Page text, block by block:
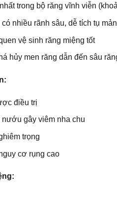
trong bộ răng vĩnh viễn
nhiều rãnh sâu, dễ tích tụ
vệ sinh răng miệng tốt
hủy men răng dẫn đến sâu
điều trị
gây viêm nha chu
trọng
cơ rụng cao